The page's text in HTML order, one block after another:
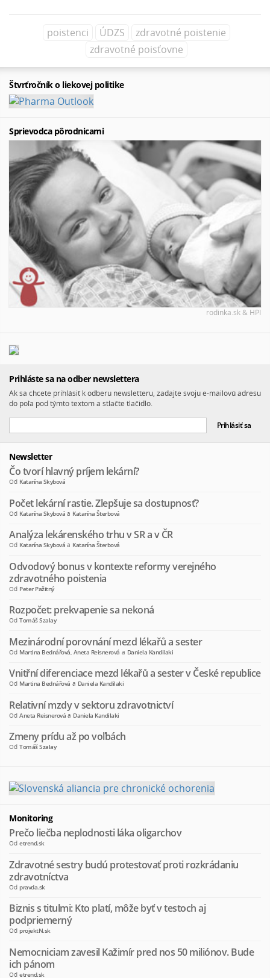
poistenci ÚDZS
zdravotné poistenie
zdravotné poisťovne
Štvrťročník o liekovej politike
Sprievodca pôrodnicami
rodinka.sk & HPI
Prihláste sa na odber newslettera
Ak sa chcete prihlásiť k odberu newsletteru, zadajte svoju e-mailovú adresu
do poľa pod týmto textom a stlačte tlačidlo.
Newsletter
Čo tvorí hlavný príjem lekární?
Od Katarína Skybová
Počet lekární rastie. Zlepšuje sa dostupnosť?
Od Katarína Skybová a Katarína Šterbová
Analýza lekárenského trhu v SR a v ČR
Od Katarína Skybová a Katarína Šterbová
Odvodový bonus v kontexte reformy verejného
zdravotného poistenia
Od Peter Pažitný
Rozpočet: prekvapenie sa nekoná
Od Tomáš Szalay
Mezinárodní porovnání mezd lékařů a sester
Od Martina Bednářová, Aneta Reisnerová a Daniela Kandilaki
Vnitřní diferenciace mezd lékařů a sester v České republice
Od Martina Bednářová a Daniela Kandilaki
Relativní mzdy v sektoru zdravotnictví
Od Aneta Reisnerová a Daniela Kandilaki
Zmeny prídu až po voľbách
Od Tomáš Szalay
Monitoring
Prečo liečba neplodnosti láka oligarchov
Od etrend.sk
Zdravotné sestry budú protestovať proti rozkrádaniu
zdravotníctva
Od pravda.sk
Biznis s titulmi: Kto platí, môže byť v testoch aj
podpriemerný
Od projektN.sk
Nemocniciam zavesil Kažimír pred nos 50 miliónov. Bude
ich pánom
Od etrend.sk